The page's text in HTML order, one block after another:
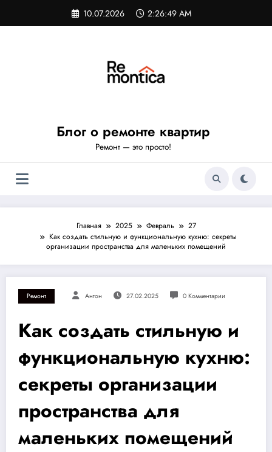
содержимому
10.07.2026 2:26:50 AM
Блог о ремонте квартир
Ремонт — это просто!
Главная 2025 Февраль
27
Как создать стильную и функциональную кухню: секреты
организации пространства для маленьких помещений
Ремонт Антон 27.02.2025 0 Комментарии
Как создать стильную и
функциональную кухню:
секреты организации
пространства для
маленьких помещений